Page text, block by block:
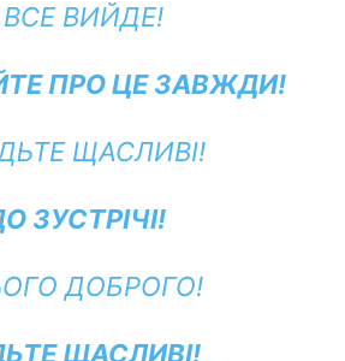
ВСЕ ВИЙДЕ!
ПРО ЦЕ ЗАВЖДИ!
ЩАСЛИВІ!
ЗУСТРІЧІ!
ДОБРОГО!
ЩАСЛИВІ!